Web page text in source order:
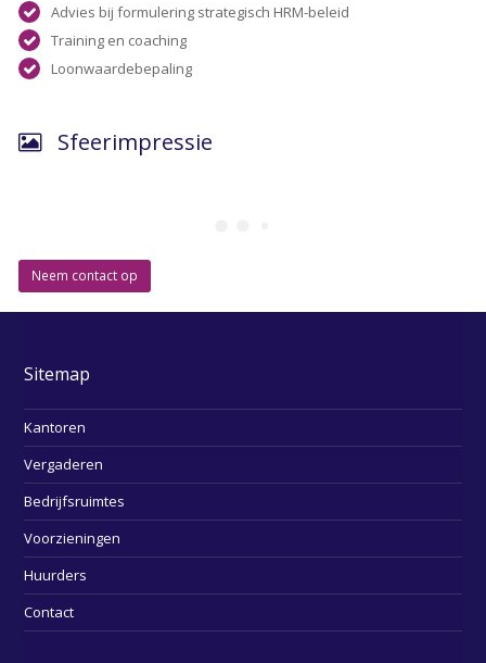
Advies bij formulering strategisch HRM-beleid
Training en coaching
Loonwaardebepaling
Sfeerimpressie
Neem contact op
Sitemap
Kantoren
Vergaderen
Bedrijfsruimtes
Voorzieningen
Huurders
Contact